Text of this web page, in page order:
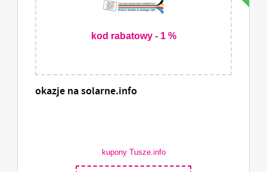
kod rabatowy - 1 %
okazje na solarne.info
kupony Tusze.info